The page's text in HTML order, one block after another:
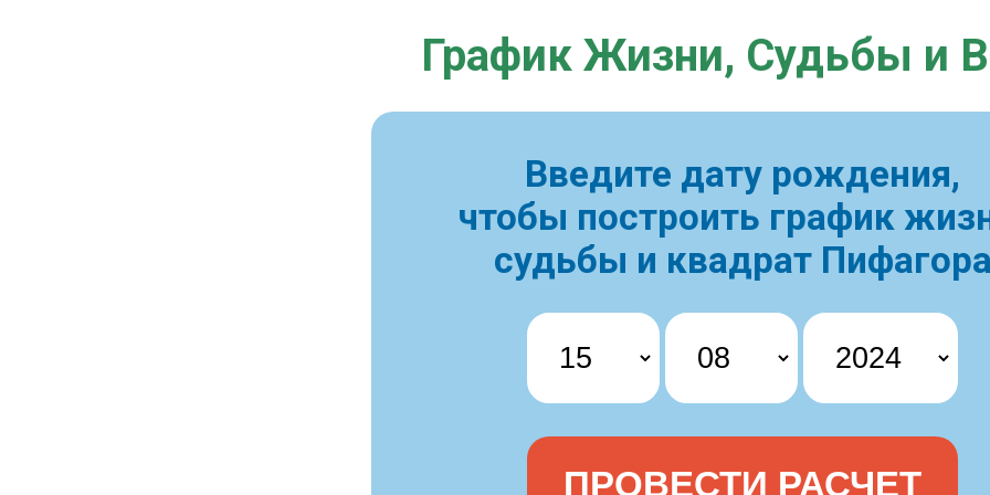
График Жизни, Судьбы и
Введите дату рождения,
чтобы построить график
судьбы и квадрат Пифагора
ПРОВЕСТИ РАСЧЕТ